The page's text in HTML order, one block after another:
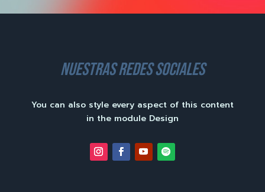
nuestras redes sociales
You can also style every aspect of this content
in the module Design